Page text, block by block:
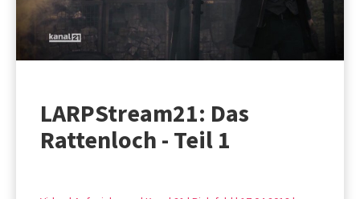
Video
LARPStream21: Das
Rattenloch - Teil 1